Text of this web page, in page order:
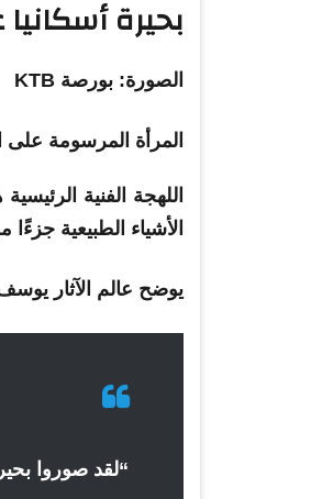
بحيرة
الصورة: بورصة KTB
المرأة المرسومة على
اللهجة الفنية
الأشياء الطبيعية جزءًا
يوضح عالم الآثار
“لقد صوروا